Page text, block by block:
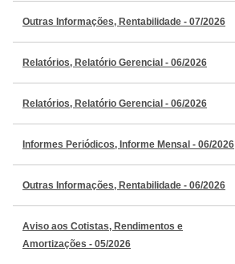
Outras Informações, Rentabilidade - 07/2026
Relatórios, Relatório Gerencial - 06/2026
Relatórios, Relatório Gerencial - 06/2026
Informes Periódicos, Informe Mensal - 06/2026
Outras Informações, Rentabilidade - 06/2026
Aviso aos Cotistas, Rendimentos e
Amortizações - 05/2026